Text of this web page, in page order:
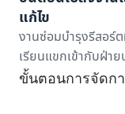
แก้ไข
งานซ่อมบำรุงรีสอร์
เรียนแขกเข้ากับฝ่า
ขั้นตอนการจัดก